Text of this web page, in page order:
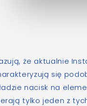
że aktualnie
się
nacisk na
tylko jeden z